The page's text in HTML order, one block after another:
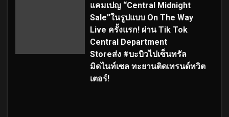
แคมเปญ “Central Midnight
Sale”ในรูปแบบ On The Way
Live ครั้งแรก! ผ่าน Tik Tok
Central Department
Storeส่ง #บะบิวไปเซ็นทรัล
มิดไนท์เซล ทะยานติดเทรนด์ทวิต
เตอร์!